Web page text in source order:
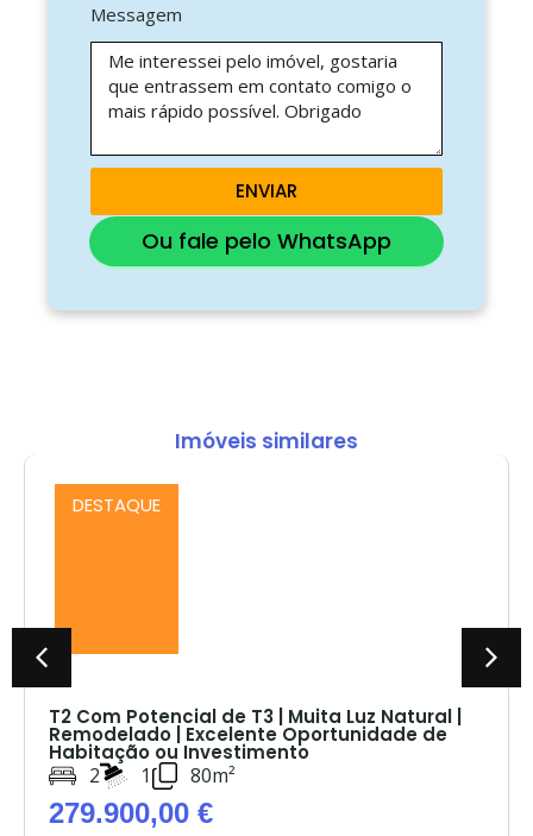
Messagem
ENVIAR
Ou fale pelo WhatsApp
Imóveis similares
DESTAQUE
T2 Com Potencial de T3 | Muita Luz Natural |
Remodelado | Excelente Oportunidade de
Habitação ou Investimento
2 1 80m²
279.900,00 €